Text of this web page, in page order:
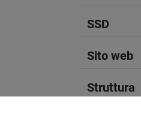
SSD
Sito web
Struttura